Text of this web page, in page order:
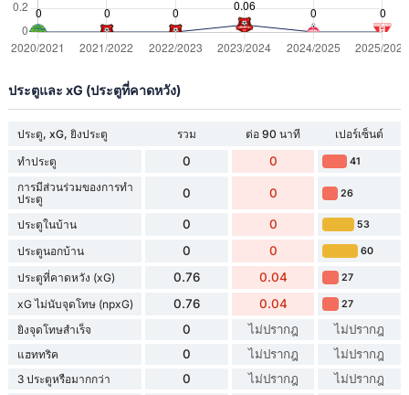
ประตูและ xG (ประตูที่คาดหวัง)
ประตู, xG, ยิงประตู รวม ต่อ 90 นาที
เปอร์เซ็นต์
ทำประตู
0 0 41
การมีส่วนร่วมของการทำ
ประตู
0 0 26
ประตูในบ้าน 0 0 53
ประตูนอกบ้าน 0 0 60
ประตูที่คาดหวัง (xG) 0.76 0.04 27
xG ไม่นับจุดโทษ (npxG) 0.76 0.04 27
ยิงจุดโทษสำเร็จ 0 ไม่ปรากฎ ไม่ปรากฎ
แฮททริค 0 ไม่ปรากฎ ไม่ปรากฎ
3 ประตูหรือมากกว่า 0 ไม่ปรากฎ ไม่ปรากฎ